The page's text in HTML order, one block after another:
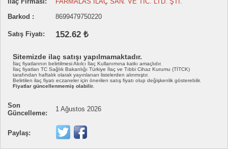
Barkod :
8699479750220
Satış Fiyatı: 152.62 ₺
Sitemizde ilaç satışı yapılmamaktadır.
İlaç fiyatlarının belirtilmesi Akılcı İlaç Kullanımına katkı amaçlıdır.
İlaç fiyatları TC Sağlık Bakanlığı Türkiye İlaç ve Tıbbi Cihaz Kurumu (TİTCK)
tarafından haftalık olarak yayınlanan listelerden alınmıştır.
Belirtilen ilaç fiyatı eczaneler için önerilen satış fiyatı olup değişkenlik gösterebilir.
Fiyatlar güncellenmemiş olabilir.
Son
Güncelleme:
1 Ağustos 2026
Paylaş: